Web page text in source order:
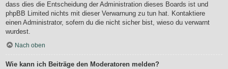
dass dies die Entscheidung der Administration dieses Boards ist und
phpBB Limited nichts mit dieser Verwarnung zu tun hat. Kontaktiere
einen Administrator, sofern du die nicht sicher bist, wieso du verwarnt
wurdest.
Nach oben
Wie kann ich Beiträge den Moderatoren melden?